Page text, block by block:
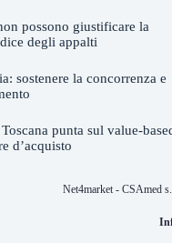
possono giustificare la
degli appalti
sostenere la concorrenza e
punta sul value-
d’acquisto
Net4market - CSAmed